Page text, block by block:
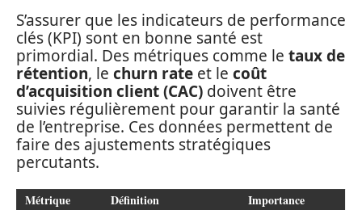
S’assurer que les indicateurs de performance
clés (KPI) sont en bonne santé est
primordial. Des métriques comme le taux de
rétention, le churn rate et le coût
d’acquisition client (CAC) doivent être
suivies régulièrement pour garantir la santé
de l’entreprise. Ces données permettent de
faire des ajustements stratégiques
percutants.
Métrique Définition Importance